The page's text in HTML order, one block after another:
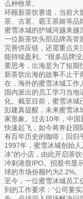
么种牧草。
环顾新茶饮赛道，当前大
茶、古茗、霸王茶姬等品
蜜雪冰城的护城河越来越
一位新茶饮头部品牌高管
完善供应链，还需重点关
能持续盈利。“很多品牌
要思考，出海是为了短期
新茶饮出海的故事不止于
在，海外的蜜雪冰城工作
国内派出的员工学习当地
化。截至目前，蜜雪冰城
彭建真提醒，未来蜜雪冰
家形象。过去10年，中
快速起飞，如今将奔赴国
有百年历史的咖啡，回归
1997年，蜜雪冰城创始
冰”的小店，由此开启茶
冲刺港股IPO。招股书显
球的市场份额约为2.2%。
至今，一位蜜雪冰城员工
到的工作要求：“公司要